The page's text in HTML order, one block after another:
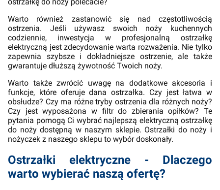
Warto również zastanowić się nad częstotliwością
ostrzenia. Jeśli używasz swoich noży kuchennych
codziennie, inwestycja w profesjonalną ostrzałkę
elektryczną jest zdecydowanie warta rozważenia. Nie tylko
zapewnia szybsze i dokładniejsze ostrzenie, ale także
gwarantuje dłuższą żywotność Twoich noży.
Warto także zwrócić uwagę na dodatkowe akcesoria i
funkcje, które oferuje dana ostrzałka. Czy jest łatwa w
obsłudze? Czy ma różne tryby ostrzenia dla różnych noży?
Czy jest wyposażona w filtr do zbierania opiłków? Te
pytania pomogą Ci wybrać najlepszą elektryczną ostrzałkę
do noży dostępną w naszym sklepie. Ostrzałki do noży i
nożyczek z naszego sklepu to wybór doskonały.
Ostrzałki elektryczne - Dlaczego
warto wybierać naszą ofertę?